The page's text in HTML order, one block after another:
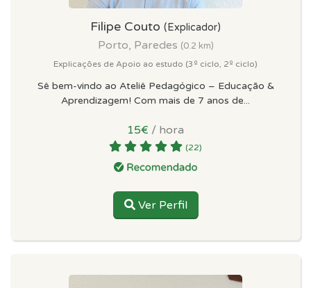
Filipe Couto (Explicador)
Porto, Paredes (0.2 km)
Explicações de Apoio ao estudo (3º ciclo, 2º ciclo)
Sê bem-vindo ao Ateliê Pedagógico – Educação &
Aprendizagem! Com mais de 7 anos de...
15€ / hora
(22)
Ver Perfil